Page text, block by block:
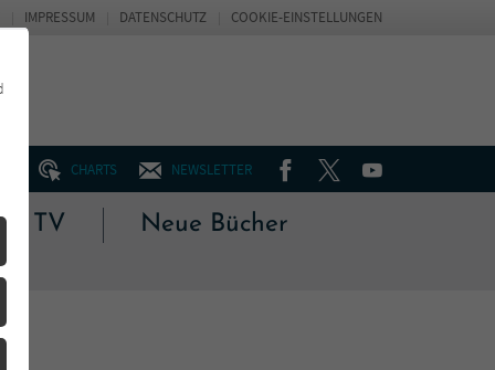
CHARTS NEWSLETTER FACEBOOKTWITTERYOUTUBE
& TV Neue Bücher
IMPRESSUM DATENSCHUTZ COOKIE-EINSTELLUNGEN